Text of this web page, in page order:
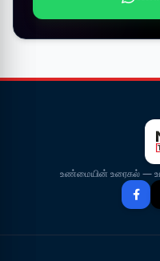
உண்மையின் உரைகல் —